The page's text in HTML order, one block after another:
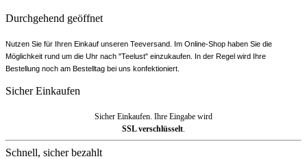
Durchgehend geöffnet
Nutzen Sie für Ihren Einkauf unseren Teeversand. Im Online-Shop haben Sie die
Möglichkeit rund um die Uhr nach "Teelust" einzukaufen. In der Regel wird Ihre
Bestellung noch am Bestelltag bei uns konfektioniert.
Sicher Einkaufen
Sicher Einkaufen. Ihre Eingabe wird
SSL verschlüsselt.
Schnell, sicher bezahlt